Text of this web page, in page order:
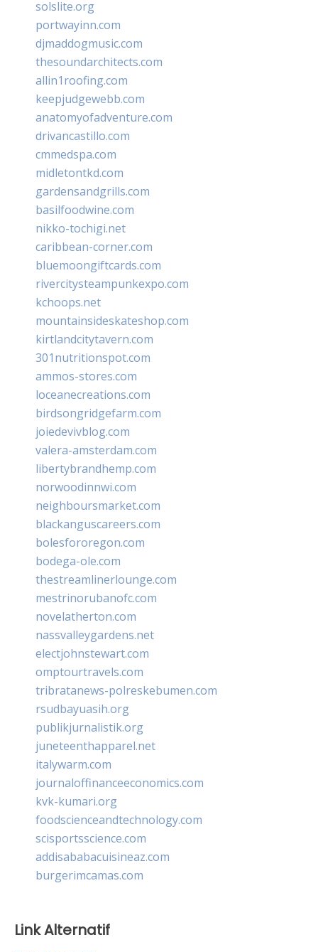
solslite.org
portwayinn.com
djmaddogmusic.com
thesoundarchitects.com
allin1roofing.com
keepjudgewebb.com
anatomyofadventure.com
drivancastillo.com
cmmedspa.com
midletontkd.com
gardensandgrills.com
basilfoodwine.com
nikko-tochigi.net
caribbean-corner.com
bluemoongiftcards.com
rivercitysteampunkexpo.com
kchoops.net
mountainsideskateshop.com
kirtlandcitytavern.com
301nutritionspot.com
ammos-stores.com
loceanecreations.com
birdsongridgefarm.com
joiedevivblog.com
valera-amsterdam.com
libertybrandhemp.com
norwoodinnwi.com
neighboursmarket.com
blackanguscareers.com
bolesfororegon.com
bodega-ole.com
thestreamlinerlounge.com
mestrinorubanofc.com
novelatherton.com
nassvalleygardens.net
electjohnstewart.com
omptourtravels.com
tribratanews-polreskebumen.com
rsudbayuasih.org
publikjurnalistik.org
juneteenthapparel.net
italywarm.com
journaloffinanceeconomics.com
kvk-kumari.org
foodscienceandtechnology.com
scisportsscience.com
addisababacuisineaz.com
burgerimcamas.com
Link Alternatif